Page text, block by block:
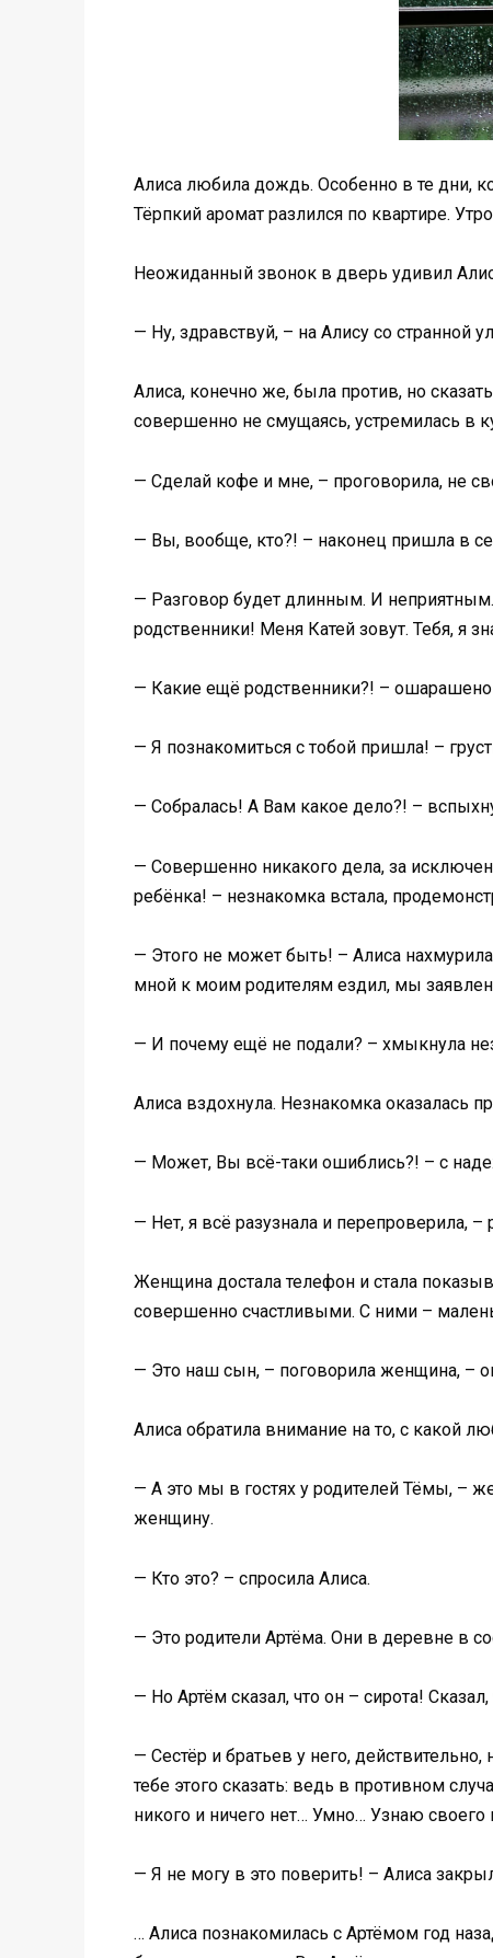
Алиса любила дождь. Особенно в те дни,
Тёрпкий аромат разлился по квартире.
Неожиданный звонок в дверь удивил
— Ну, здравствуй, – на Алису со
Алиса, конечно же, была против, но
совершенно не смущаясь, устремилась в
— Сделай кофе и мне, – проговорила, не
— Вы, вообще, кто?! – наконец пришла в
— Разговор будет длинным. И
родственники! Меня Катей зовут. Тебя, я
— Какие ещё родственники?! – ошарашено
— Я познакомиться с тобой пришла! –
— Собралась! А Вам какое дело?! –
— Совершенно никакого дела, за
ребёнка! – незнакомка встала,
— Этого не может быть! – Алиса
мной к моим родителям ездил, мы
— И почему ещё не подали? – хмыкнула
Алиса вздохнула. Незнакомка оказалась
— Может, Вы всё-таки ошиблись?! – с
— Нет, я всё разузнала и перепроверила,
Женщина достала телефон и стала
совершенно счастливыми. С ними –
— Это наш сын, – поговорила женщина, –
Алиса обратила внимание на то, с какой
— А это мы в гостях у родителей Тёмы, –
женщину.
— Кто это? – спросила Алиса.
— Это родители Артёма. Они в деревне в
— Но Артём сказал, что он – сирота!
— Сестёр и братьев у него,
тебе этого сказать: ведь в противном
никого и ничего нет… Умно… Узнаю
— Я не могу в это поверить! – Алиса
… Алиса познакомилась с Артёмом год